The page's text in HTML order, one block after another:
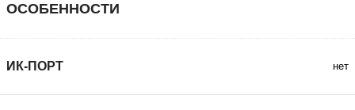
ОСОБЕННОСТИ
ИК-ПОРТ нет